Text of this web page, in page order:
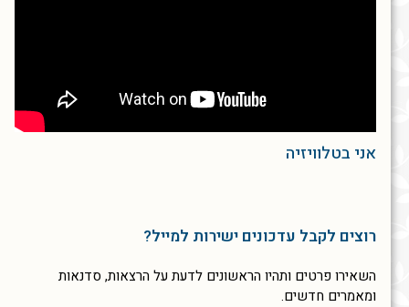
אני בטלוויזיה
רוצים לקבל עדכונים ישירות למייל?
השאירו פרטים ותהיו הראשונים לדעת על הרצאות, סדנאות
ומאמרים חדשים.